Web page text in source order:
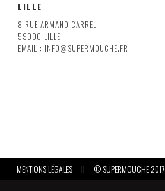
LILLE
8 RUE ARMAND CARREL
59000 LILLE
EMAIL : INFO@SUPERMOUCHE.FR
MENTIONS LÉGALES II © SUPERMOUCHE 2017